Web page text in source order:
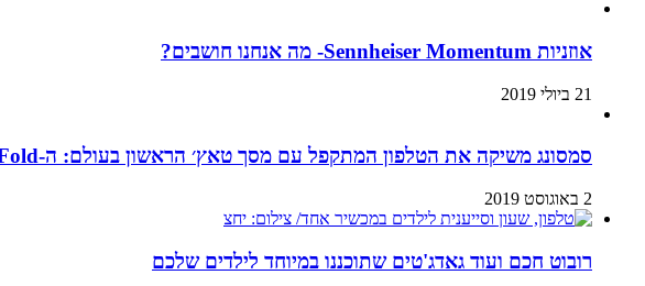
אוזניות Sennheiser Momentum- מה אנחנו חושבים?
21 ביולי 2019
סמסונג משיקה את הטלפון המתקפל עם מסך טאץ׳ הראשון בעולם: ה-Galaxy Fold
2 באוגוסט 2019
רובוט חכם ועוד גאדג'טים שתוכננו במיוחד לילדים שלכם